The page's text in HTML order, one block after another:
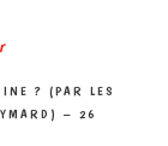
? (PAR LES
– 26